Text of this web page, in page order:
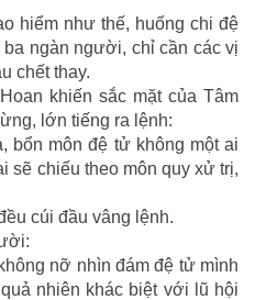
hiểm như thế, huống chi đệ
ngàn người, chỉ cần các vị
chết thay.
khiến sắc mặt của Tâm
lớn tiếng ra lệnh:
bổn môn đệ tử không một ai
sẽ chiếu theo môn quy xử trị,
cúi đầu vâng lệnh.
nỡ nhìn đám đệ tử mình
nhiên khác biệt với lũ hội